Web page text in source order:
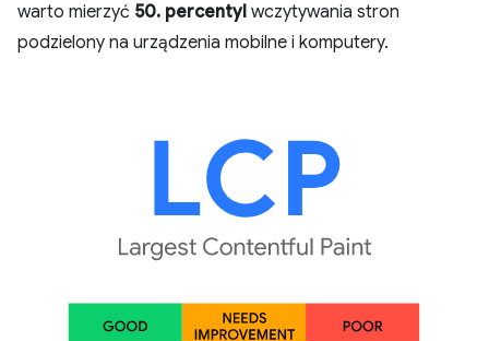
warto mierzyć 50. percentyl wczytywania stron
podzielony na urządzenia mobilne i komputery.